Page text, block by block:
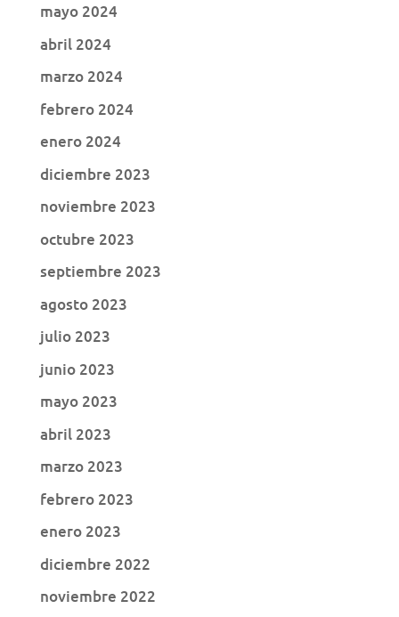
mayo 2024
abril 2024
marzo 2024
febrero 2024
enero 2024
diciembre 2023
noviembre 2023
octubre 2023
septiembre 2023
agosto 2023
julio 2023
junio 2023
mayo 2023
abril 2023
marzo 2023
febrero 2023
enero 2023
diciembre 2022
noviembre 2022